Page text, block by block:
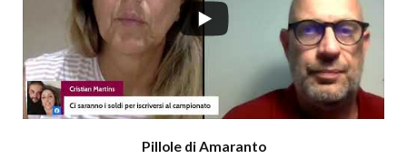
Pillole di Amaranto